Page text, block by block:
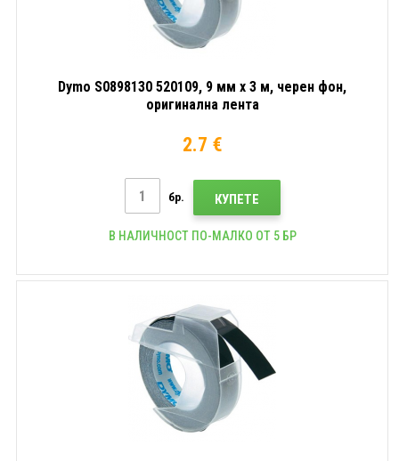
Dymo S0898130 520109, 9 мм x 3 м, черен фон,
оригинална лента
2.7 €
бр. КУПЕТЕ
В НАЛИЧНОСТ ПО-МАЛКО ОТ 5 БР